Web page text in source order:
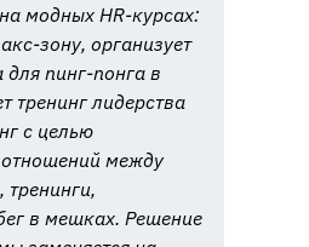
модных HR-курсах:
зону, организует
для пинг-понга в
тренинг лидерства
с целью
между
в мешках. Решение